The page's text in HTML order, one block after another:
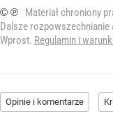
© ℗
Materiał chroniony
Dalsze rozpowszechnianie
Wprost. Regulamin i
Opinie i komentarze